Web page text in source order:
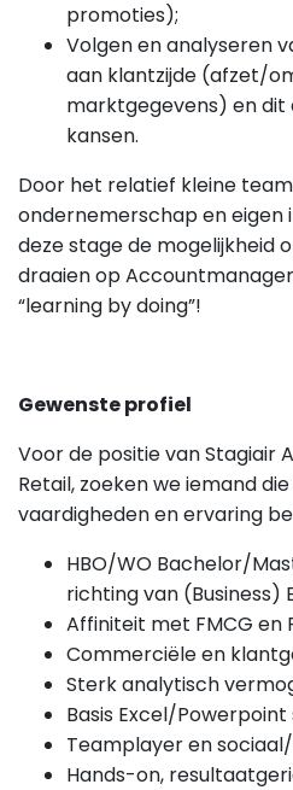
promoties);
Volgen en analyseren
aan klantzijde (afzet/
marktgegevens) en
kansen.
Door het relatief kleine
ondernemerschap en eigen
deze stage de mogelijkheid
draaien op
“learning by doing”!
Gewenste profiel
Voor de positie van Stagiair
Retail, zoeken we iemand
vaardigheden en ervaring
HBO/WO Bachelor/
richting van (Business)
Affiniteit met FMCG en
Commerciële en
Sterk analytisch
Basis Excel/Powerpoint
Teamplayer en
Hands-on,